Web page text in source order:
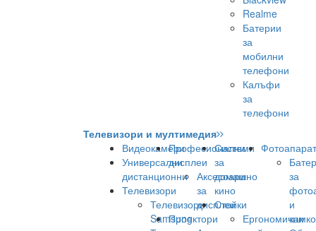
Realme
Батерии
за
мобилни
телефони
Калъфи
за
телефони
Телевизори и мултимедия
Видеокамери
Универсални
дистанционни
Телевизори
Телевизори
Samsung
Професионални
дисплеи
Аксесоари
за
дисплеи
Проектори
Системи
за
домашно
кино
Стойки
Ергономични
за
и